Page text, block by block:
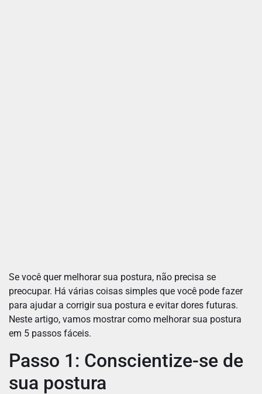
Se você quer melhorar sua postura, não precisa se
preocupar. Há várias coisas simples que você pode fazer
para ajudar a corrigir sua postura e evitar dores futuras.
Neste artigo, vamos mostrar como melhorar sua postura
em 5 passos fáceis.
Passo 1: Conscientize-se de
sua postura